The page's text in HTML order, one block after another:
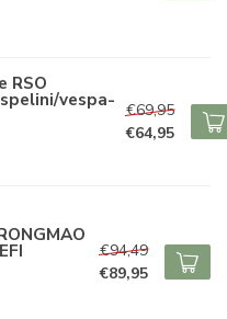
RSO
vespa- €69,95
€64,95
€94,49
€89,95